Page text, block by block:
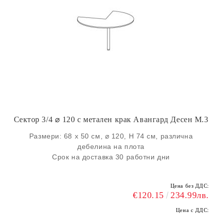
Сектор 3/4 ⌀ 120 с метален крак Авангард Десен M.3
Размери: 68 х 50 см, ⌀ 120, H 74 см, различна
дебелина на плота
Срок на доставка 30 работни дни
Цена без ДДС:
€120.15 234.99лв.
Цена с ДДС: